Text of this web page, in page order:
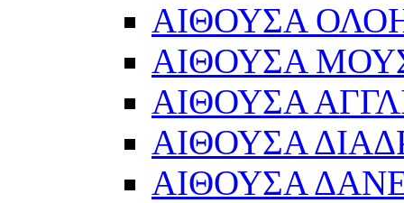
ΑΙΘΟΥΣΑ
ΑΙΘΟΥΣΑ
ΑΙΘΟΥΣΑ
ΑΙΘΟΥΣΑ
ΑΙΘΟΥΣΑ